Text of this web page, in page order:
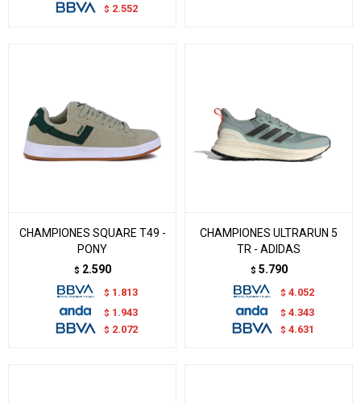
$ 2.552
CHAMPIONES SQUARE T49 -
PONY
$ 2.590
$ 1.813
$ 1.943
$ 2.072
CHAMPIONES ULTRARUN 5
TR - ADIDAS
$ 5.790
$ 4.052
$ 4.343
$ 4.631